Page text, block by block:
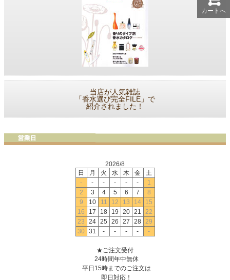
カートへ
当店が人気雑誌
「香水選び完全FILE」で
紹介されました！
2026/8
日
月 火 水 木 金
土
-
- - - - -
1
2
3 4 5 6 7
8
9
10 11 12 13 14
15
16
17 18 19 20 21
22
23
24 25 26 27 28
29
30
31 - - - - -
★ご注文受付
24時間年中無休
平日15時までのご注文は
即日対応！